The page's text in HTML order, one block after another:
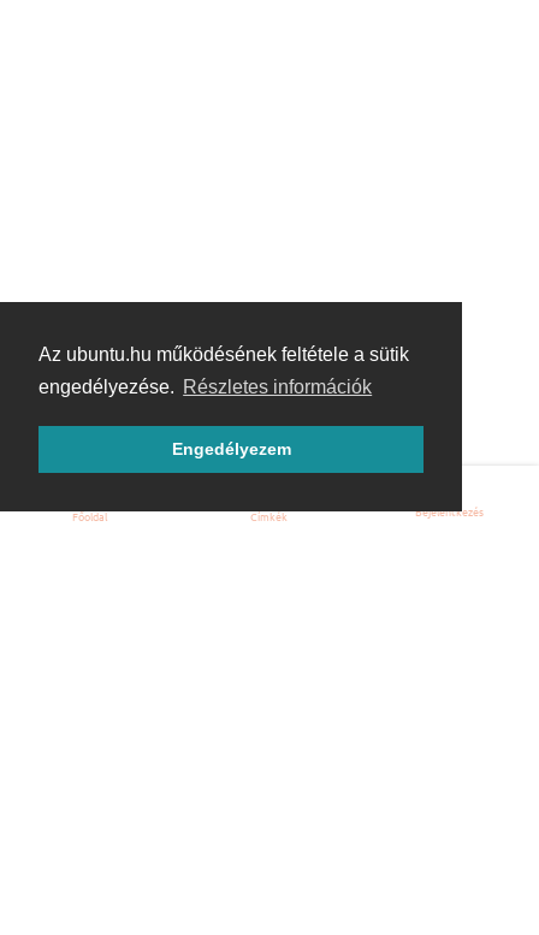
Az ubuntu.hu működésének feltétele a sütik
engedélyezése. Részletes információk
Engedélyezem
Főoldal Címkék Bejelentkezés